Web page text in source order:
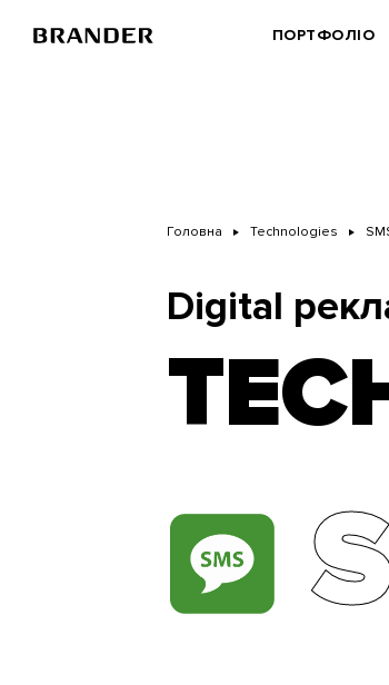
BRANDER
ПОРТФОЛІО
Головна Technologies
Digital